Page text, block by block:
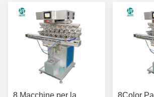
8 Macchine per la
8Color